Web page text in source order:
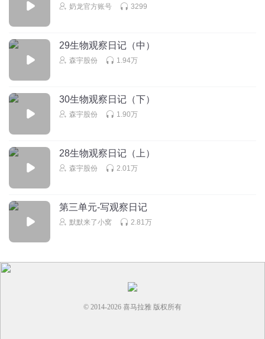
🍟🍟🍟🍟🍟🍟🍟🍟🍟🍟🍟🍟🍟🍟🍟🍟🍟🍟🍟🍟🍟🍟🍟🍟🍟🍟
🍟🍟🍟🍟🍟🍟🍟🍟🍟🍟🍟🍟🍟🍟🍟🍟🍟🍟🍟🍟🍟🍟🍟🍟🍟🍟
🍟🍟🍟🍟🍟🍟🍟🍟🍟🍟🍟🍟🍟🍟🍟🍟🍟🍟🍟🍟🍟🍟🍟🍟🍟🍟
🍟🍟🍟🍟🍟🍟🍟🍟🍟🍟🍟🍟🍟🍟🍟🍟🍟🍟🍟🍟🍟🍟🍟🍟🍟🍟
陈惜缦
我家的猫和我家的娃娃还有那张布都是我拍的，如果你来我
家就可以看到真正的他
回复
不想长大ing
嚷嚷着想和爸爸参加。而来到运动会现场，小凯却开始朝笑
输谁是小狗。比赛规矩是父母和子女在脚上绑同一条绳子，
跑向终点，谁先到谁就赢。儿子一马当先冲到最前面，快到
奶龙官方账号 3299
29生物观察日记（中）
森宇股份 1.94万
30生物观察日记（下）
森宇股份 1.90万
28生物观察日记（上）
森宇股份 2.01万
第三单元-写观察日记
默默来了小窝 2.81万
© 2014-2026 喜马拉雅 版权所有